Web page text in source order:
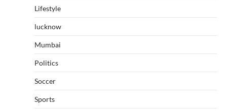
Lifestyle
lucknow
Mumbai
Politics
Soccer
Sports